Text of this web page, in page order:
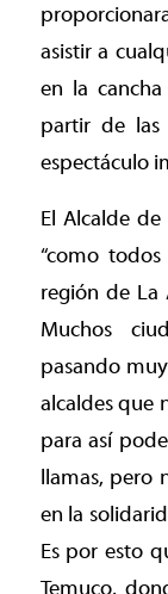
asistir a
en la
partir de las
espectáculo
El Alcalde
“como
región de La
Muchos
pasando
alcaldes que
para así
llamas, pero
en la
Es por esto
Temuco,